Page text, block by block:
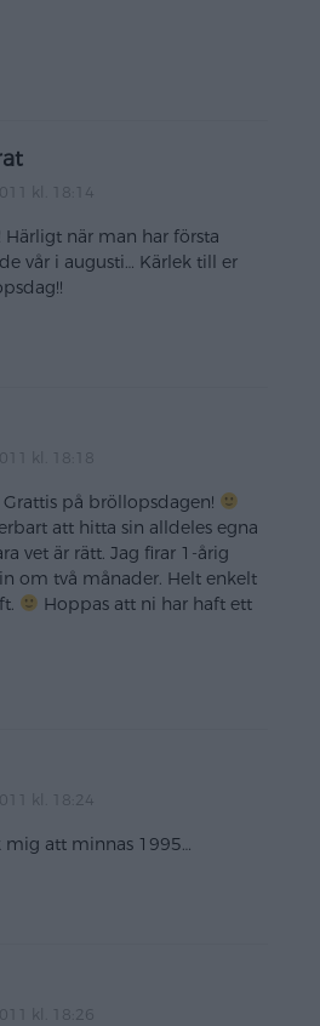
kl. 18:14
Härligt när man har första
vår i augusti… Kärlek till er
kl. 18:18
på bröllopsdagen!
att hitta sin alldeles egna
vet är rätt. Jag firar 1-årig
om två månader. Helt enkelt
Hoppas att ni har haft ett
kl. 18:24
mig att minnas 1995…
kl. 18:26